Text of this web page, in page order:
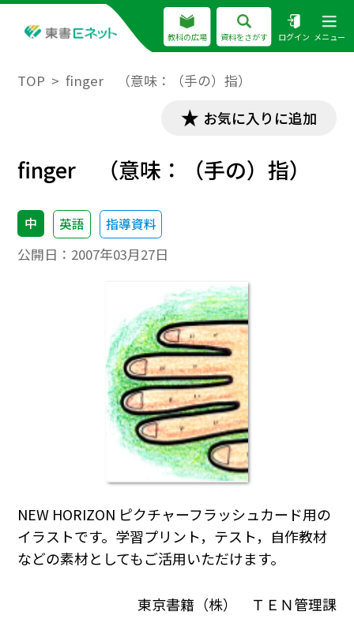
教科の広場 資料をさがす ログイン メニュー
TOP finger （意味：（手の）指）
お気に入りに追加
finger （意味：（手の）指）
中 英語 指導資料
公開日： 2007年03月27日
NEW HORIZON ピクチャーフラッシュカード用の
イラストです。学習プリント，テスト，自作教材
などの素材としてもご活用いただけます。
東京書籍（株） ＴＥＮ管理課